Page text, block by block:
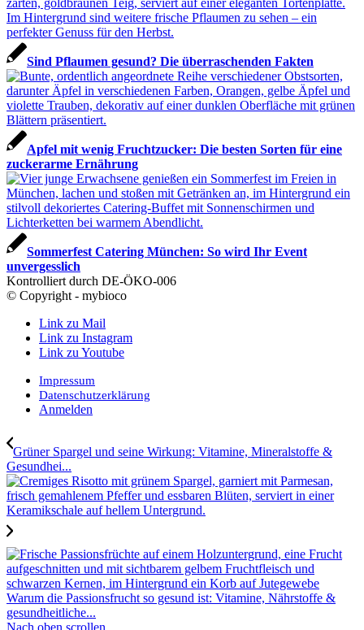
Sind Pflaumen gesund? Die überraschenden Fakten
Apfel mit wenig Fruchtzucker: Die besten Sorten für eine
zuckerarme Ernährung
Sommerfest Catering München: So wird Ihr Event
unvergesslich
Kontrolliert durch DE-ÖKO-006
© Copyright - mybioco
Link zu Mail
Link zu Instagram
Link zu Youtube
Impressum
Datenschutzerklärung
Anmelden
Grüner Spargel und seine Wirkung: Vitamine, Mineralstoffe &
Gesundhei...
Warum die Passionsfrucht so gesund ist: Vitamine, Nährstoffe &
gesundheitliche...
Nach oben scrollen